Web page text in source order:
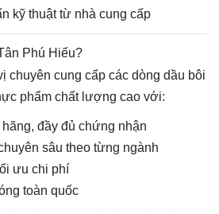
kỹ thuật từ nhà cung cấp
Phú Hiếu?
chuyên cung cấp các dòng dầu bôi
phẩm chất lượng cao với:
đầy đủ chứng nhận
sâu theo từng ngành
ưu chi phí
toàn quốc